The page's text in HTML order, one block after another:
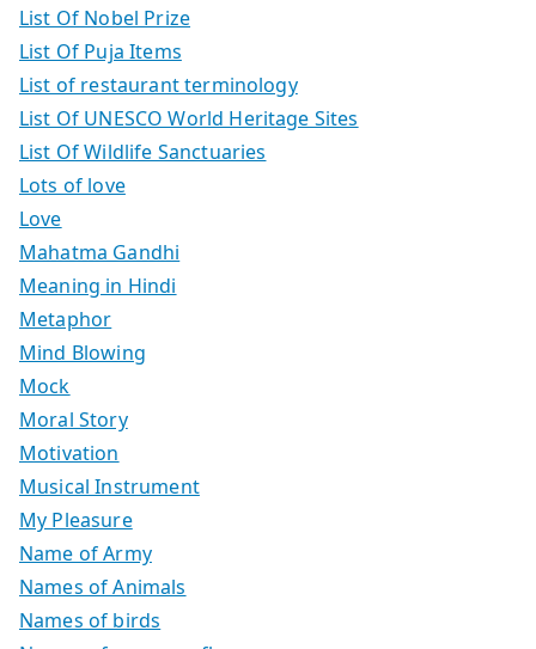
List Of Nobel Prize
List Of Puja Items
List of restaurant terminology
List Of UNESCO World Heritage Sites
List Of Wildlife Sanctuaries
Lots of love
Love
Mahatma Gandhi
Meaning in Hindi
Metaphor
Mind Blowing
Mock
Moral Story
Motivation
Musical Instrument
My Pleasure
Name of Army
Names of Animals
Names of birds